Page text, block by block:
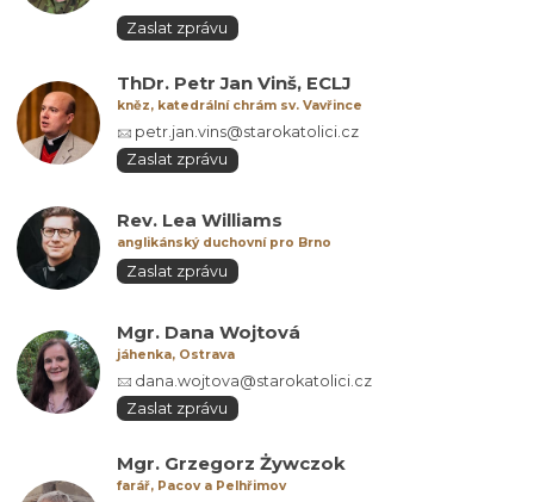
Zaslat zprávu
ThDr. Petr Jan Vinš, ECLJ
kněz, katedrální chrám sv. Vavřince
petr.jan.vins@starokatolici.cz
Zaslat zprávu
Rev. Lea Williams
anglikánský duchovní pro Brno
Zaslat zprávu
Mgr. Dana Wojtová
jáhenka, Ostrava
dana.wojtova@starokatolici.cz
Zaslat zprávu
Mgr. Grzegorz Żywczok
farář, Pacov a Pelhřimov